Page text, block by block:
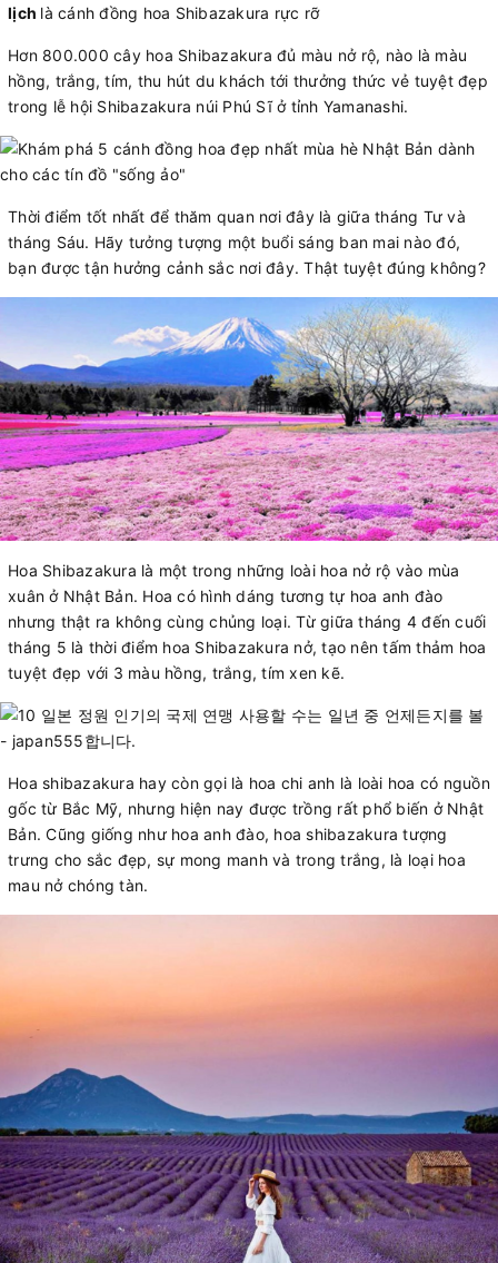
lịch là cánh đồng hoa Shibazakura rực rỡ
Hơn 800.000 cây hoa Shibazakura đủ màu nở rộ, nào là màu
hồng, trắng, tím, thu hút du khách tới thưởng thức vẻ tuyệt đẹp
trong lễ hội Shibazakura núi Phú Sĩ ở tỉnh Yamanashi.
Thời điểm tốt nhất để thăm quan nơi đây là giữa tháng Tư và
tháng Sáu. Hãy tưởng tượng một buổi sáng ban mai nào đó,
bạn được tận hưởng cảnh sắc nơi đây. Thật tuyệt đúng không?
Hoa Shibazakura là một trong những loài hoa nở rộ vào mùa
xuân ở Nhật Bản. Hoa có hình dáng tương tự hoa anh đào
nhưng thật ra không cùng chủng loại. Từ giữa tháng 4 đến cuối
tháng 5 là thời điểm hoa Shibazakura nở, tạo nên tấm thảm hoa
tuyệt đẹp với 3 màu hồng, trắng, tím xen kẽ.
Hoa shibazakura hay còn gọi là hoa chi anh là loài hoa có nguồn
gốc từ Bắc Mỹ, nhưng hiện nay được trồng rất phổ biến ở Nhật
Bản. Cũng giống như hoa anh đào, hoa shibazakura tượng
trưng cho sắc đẹp, sự mong manh và trong trắng, là loại hoa
mau nở chóng tàn.